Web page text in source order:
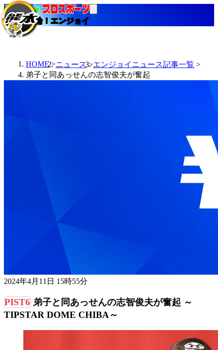
当たる競輪！エンジョイ
HOME ニュース
エンジョイニュース記事一覧
弟子と同あっせんの志智俊夫が奮起
2024年4月11日 15時55分
弟子と同あっせんの志智俊夫が奮起 ～
TIPSTAR DOME CHIBA～